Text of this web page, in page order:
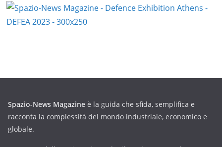
Spazio-News Magazine è la guida che sfida, semplifica e
racconta la complessità del mondo industriale, economico e
globale.